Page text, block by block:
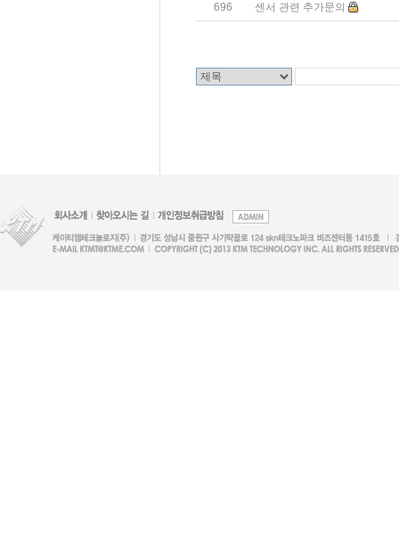
696 센서 관련 추가문의